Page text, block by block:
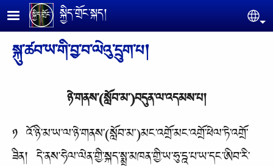
Skip to main content
སྐྱིད་གྲོང་སྐད།
སྐུ་ཚབ་ཡ་གི་བྱ་བ་ལེའུ་དྲུག་པ།
ཉེ་གནས་(སློབ་མ་)བདུན་ལ་འདམས་པ།
༡ འོ་ཉི་མ་ཡ་ལ་ཉེ་གནས་(སློབ་མ་)མང་འགྲོ་མང་འགྲོ་ཕེལ་ཏེ་འགྲོ་
ཟིན། དེ་ནས་ཧེལ་ལེན་གྱི་སྐད་སྨྲ་མཁན་གྱི་ཡ་ཧུ་དྰ་པ་ཡ་དང་ཨིབ་རི་